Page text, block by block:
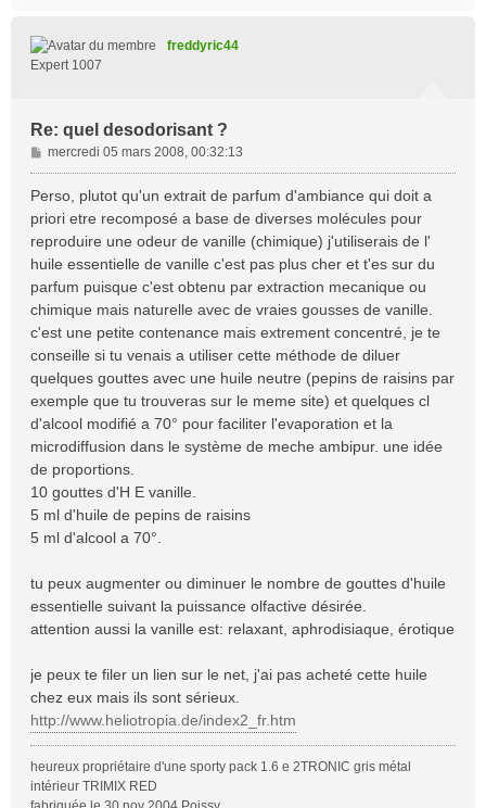
freddyric44
Expert 1007
Re: quel desodorisant ?
M
e
s
s
g
e
mercredi 05 mars 2008, 00:32:13
Perso, plutot qu'un extrait de parfum d'ambiance qui doit a
priori etre recomposé a base de diverses molécules pour
reproduire une odeur de vanille (chimique) j'utiliserais de l'
huile essentielle de vanille c'est pas plus cher et t'es sur du
parfum puisque c'est obtenu par extraction mecanique ou
chimique mais naturelle avec de vraies gousses de vanille.
c'est une petite contenance mais extrement concentré, je te
conseille si tu venais a utiliser cette méthode de diluer
quelques gouttes avec une huile neutre (pepins de raisins par
exemple que tu trouveras sur le meme site) et quelques cl
d'alcool modifié a 70° pour faciliter l'evaporation et la
microdiffusion dans le système de meche ambipur. une idée
de proportions.
10 gouttes d'H E vanille.
5 ml d'huile de pepins de raisins
5 ml d'alcool a 70°.
tu peux augmenter ou diminuer le nombre de gouttes d'huile
essentielle suivant la puissance olfactive désirée.
attention aussi la vanille est: relaxant, aphrodisiaque, érotique
je peux te filer un lien sur le net, j'ai pas acheté cette huile
chez eux mais ils sont sérieux.
http://www.heliotropia.de/index2_fr.htm
heureux propriétaire d'une sporty pack 1.6 e 2TRONIC gris métal
intérieur TRIMIX RED